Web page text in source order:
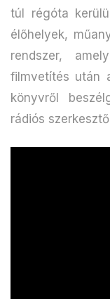
túl régóta
élőhelyek,
rendszer,
filmvetítés után
könyvről
rádiós